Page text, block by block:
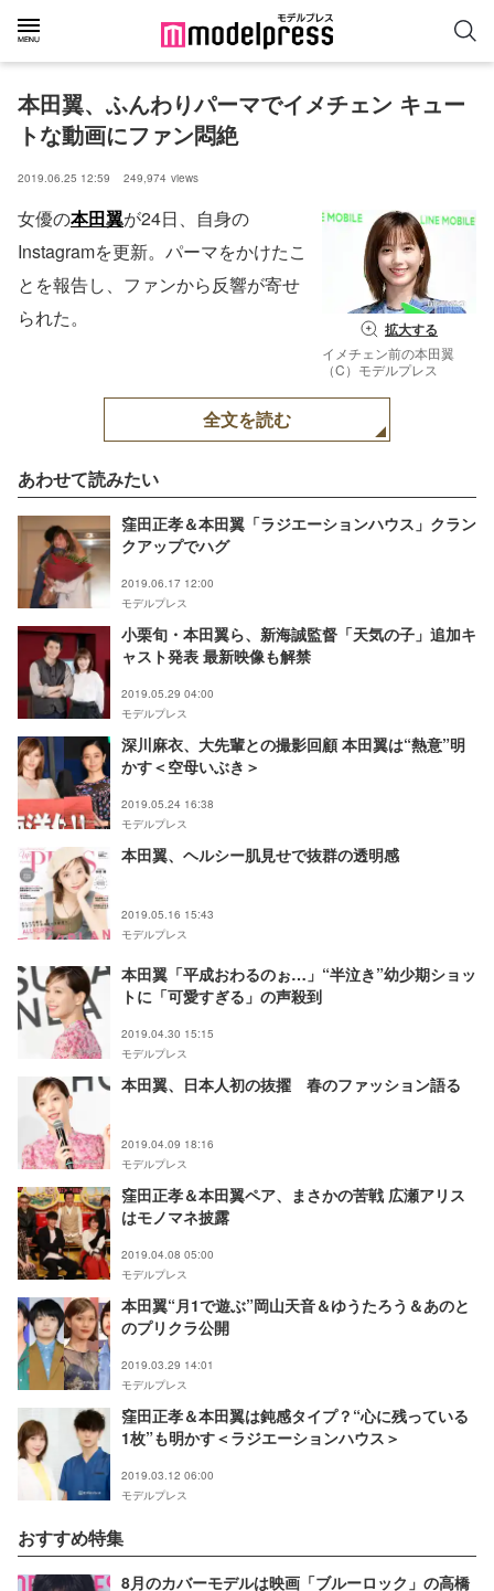
本田翼、ふんわりパーマでイメチェン キュー
トな動画にファン悶絶
2019.06.25 12:59 249,974 views
拡大する
イメチェン前の本田翼
（C）モデルプレス
女優の本田翼が24日、自身の
Instagramを更新。パーマをかけたこ
とを報告し、ファンから反響が寄せ
られた。
全文を読む
あわせて読みたい
窪田正孝＆本田翼「ラジエーションハウス」クラン
クアップでハグ
2019.06.17 12:00
モデルプレス
小栗旬・本田翼ら、新海誠監督「天気の子」追加キ
ャスト発表 最新映像も解禁
2019.05.29 04:00
モデルプレス
深川麻衣、大先輩との撮影回顧 本田翼は“熱意”明
かす＜空母いぶき＞
2019.05.24 16:38
モデルプレス
本田翼、ヘルシー肌見せで抜群の透明感
2019.05.16 15:43
モデルプレス
本田翼「平成おわるのぉ…」“半泣き”幼少期ショッ
トに「可愛すぎる」の声殺到
2019.04.30 15:15
モデルプレス
本田翼、日本人初の抜擢 春のファッション語る
2019.04.09 18:16
モデルプレス
窪田正孝＆本田翼ペア、まさかの苦戦 広瀬アリス
はモノマネ披露
2019.04.08 05:00
モデルプレス
本田翼“月1で遊ぶ”岡山天音＆ゆうたろう＆あのと
のプリクラ公開
2019.03.29 14:01
モデルプレス
窪田正孝＆本田翼は鈍感タイプ？“心に残っている
1枚”も明かす＜ラジエーションハウス＞
2019.03.12 06:00
モデルプレス
おすすめ特集
8月のカバーモデルは映画「ブルーロック」の高橋